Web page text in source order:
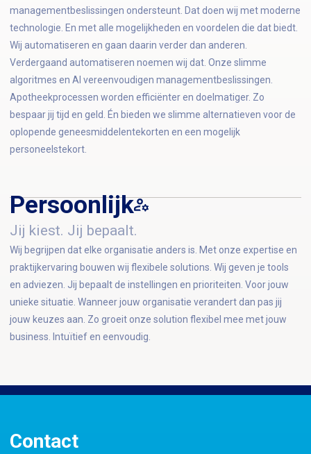
managementbeslissingen ondersteunt. Dat doen wij met moderne
technologie. En met alle mogelijkheden en voordelen die dat biedt.
Wij automatiseren en gaan daarin verder dan anderen.
Verdergaand automatiseren noemen wij dat. Onze slimme
algoritmes en AI vereenvoudigen managementbeslissingen.
Apotheekprocessen worden efficiënter en doelmatiger. Zo
bespaar jij tijd en geld. Én bieden we slimme alternatieven voor de
oplopende geneesmiddelentekorten en een mogelijk
personeelstekort.
Persoonlijk
Jij kiest. Jij bepaalt.
Wij begrijpen dat elke organisatie anders is. Met onze expertise en
praktijkervaring bouwen wij flexibele solutions. Wij geven je tools
en adviezen. Jij bepaalt de instellingen en prioriteiten. Voor jouw
unieke situatie. Wanneer jouw organisatie verandert dan pas jij
jouw keuzes aan. Zo groeit onze solution flexibel mee met jouw
business. Intuïtief en eenvoudig.
Contact